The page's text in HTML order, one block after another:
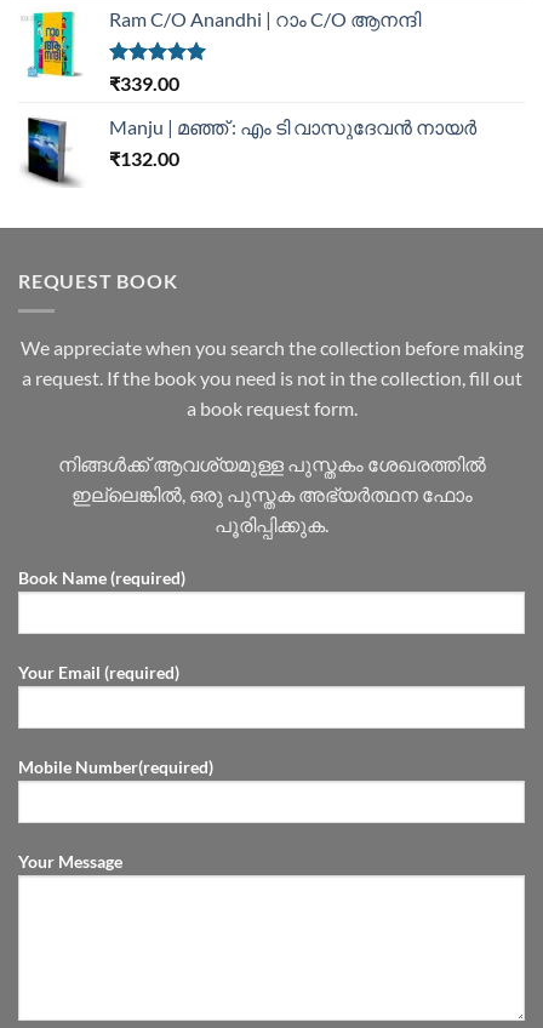
Ram C/O Anandhi | റാം C/O ആനന്ദി
Rated5.00
₹339.00
Manju | മഞ്ഞ് : എം ടി വാസുദേവന്‍ നായര്‍
₹132.00
REQUEST BOOK
We appreciate when you search the collection before making
a request. If the book you need is not in the collection, fill out
a book request form.
നിങ്ങൾക്ക് ആവശ്യമുള്ള പുസ്തകം ശേഖരത്തിൽ
ഇല്ലെങ്കിൽ, ഒരു പുസ്തക അഭ്യർത്ഥന ഫോം
പൂരിപ്പിക്കുക.
Book Name (required)
Your Email (required)
Mobile Number(required)
Your Message